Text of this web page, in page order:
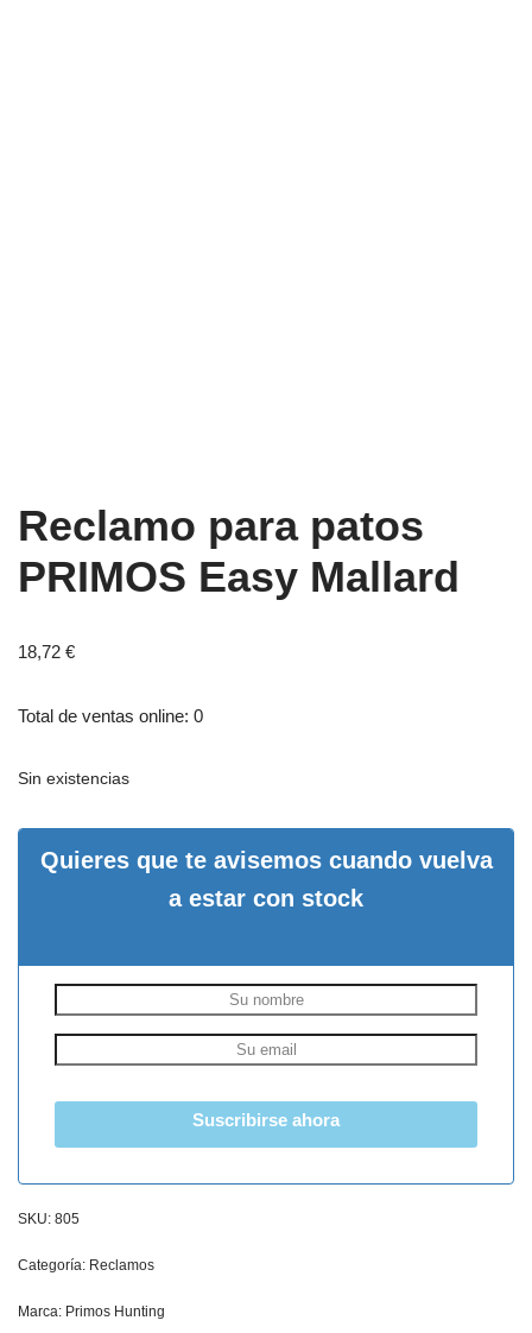
Reclamo para patos
PRIMOS Easy Mallard
18,72 €
Total de ventas online: 0
Sin existencias
Quieres que te avisemos cuando vuelva
a estar con stock
Suscribirse ahora
SKU: 805
Categoría: Reclamos
Marca: Primos Hunting